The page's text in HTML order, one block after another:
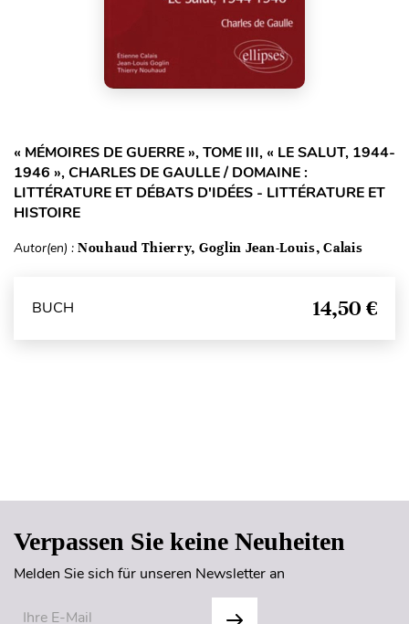
« MÉMOIRES DE GUERRE », TOME III, « LE SALUT, 1944-
1946 », CHARLES DE GAULLE / DOMAINE :
LITTÉRATURE ET DÉBATS D'IDÉES - LITTÉRATURE ET
HISTOIRE
Autor(en) : Nouhaud Thierry, Goglin Jean-Louis, Calais
BUCH 14,50 €
Verpassen Sie keine Neuheiten
Melden Sie sich für unseren Newsletter an